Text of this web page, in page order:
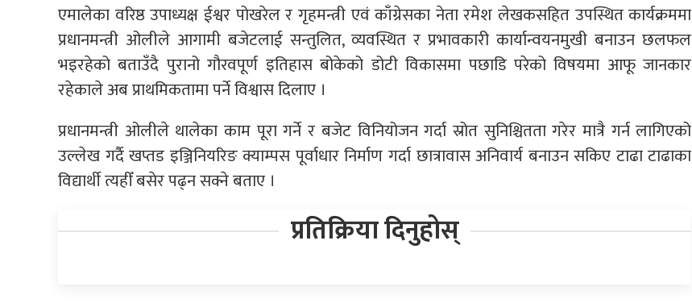
एमालेका वरिष्ठ उपाध्यक्ष ईश्वर पोखरेल र गृहमन्त्री एवं काँग्रेसका नेता रमेश लेखकसहित उपस्थित कार्यक्रममा
प्रधानमन्त्री ओलीले आगामी बजेटलाई सन्तुलित, व्यवस्थित र प्रभावकारी कार्यान्वयनमुखी बनाउन छलफल
भइरहेको बताउँदै पुरानो गौरवपूर्ण इतिहास बोकेको डोटी विकासमा पछाडि परेको विषयमा आफू जानकार
रहेकाले अब प्राथमिकतामा पर्ने विश्वास दिलाए ।
प्रधानमन्त्री ओलीले थालेका काम पूरा गर्ने र बजेट विनियोजन गर्दा स्रोत सुनिश्चितता गरेर मात्रै गर्न लागिएको
उल्लेख गर्दै खप्तड इञ्जिनियरिङ क्याम्पस पूर्वाधार निर्माण गर्दा छात्रावास अनिवार्य बनाउन सकिए टाढा टाढाका
विद्यार्थी त्यहीँ बसेर पढ्न सक्ने बताए ।
प्रतिक्रिया दिनुहोस्